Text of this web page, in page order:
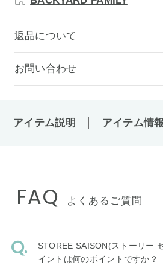
返品について
お問い合わせ
アイテム説明 アイテム情報
FAQ よくあるご質問
STOREE SAISON(ストーリー
イントは何のポイントですか？